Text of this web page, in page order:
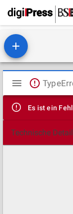
Mirador
Viewer
Es ist ein
Technische